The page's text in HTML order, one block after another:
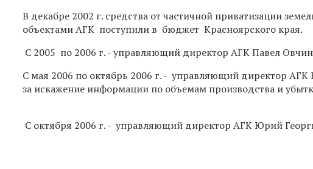
В декабре 2002 г. средства от частичной приватизации
объектами АГК поступили в бюджет Красноярского края.
С 2005 по 2006 г. - управляющий директор
С мая 2006 по октябрь 2006 г. - управляющий директор
за искажение информации по
С октября 2006 г. - управляющий директор АГК Юрий